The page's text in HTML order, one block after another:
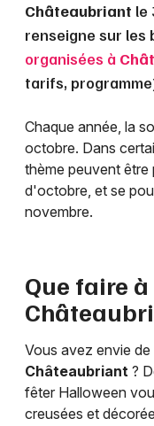
Châteaubriant le
renseigne sur les
organisées à
tarifs,
Chaque année, la
octobre. Dans
thème peuvent être
d'octobre, et se
novembre.
Que faire
Vous avez envie
Châteaubriant ?
fêter Halloween
creusées et